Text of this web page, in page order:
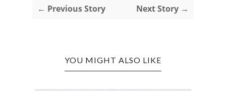
← Previous Story Next Story →
YOU MIGHT ALSO LIKE